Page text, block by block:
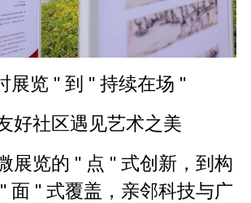
展览 " 到 " 持续在场 "
好社区遇见艺术之美
展览的 " 点 " 式创新，到构
面 " 式覆盖，亲邻科技与广